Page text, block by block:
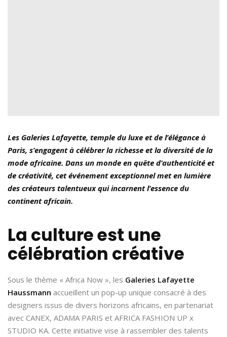
plus
:
à
Cannes : à la
découverte des
plages de la
Riviera française
7 août 2026
Les Galeries Lafayette, temple du luxe et de l’élégance à
Paris, s’engagent à célébrer la richesse et la diversité de la
mode africaine. Dans un monde en quête d’authenticité et
de créativité, cet événement exceptionnel met en lumière
des créateurs talentueux qui incarnent l’essence du
continent africain.
La culture est une
célébration créative
Sous le thème « Africa Now », les Galeries Lafayette
Haussmann accueillent un pop-up unique consacré à des
designers issus de divers horizons africains, en partenariat
avec CANEX, ADAMA PARIS et AFRICA FASHION UP x
STUDIO KA. Cette initiative vise à rassembler des talents